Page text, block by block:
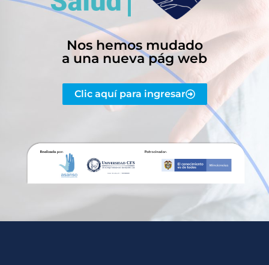
Nos hemos mudado
a una nueva pág web
Clic aquí para ingresar